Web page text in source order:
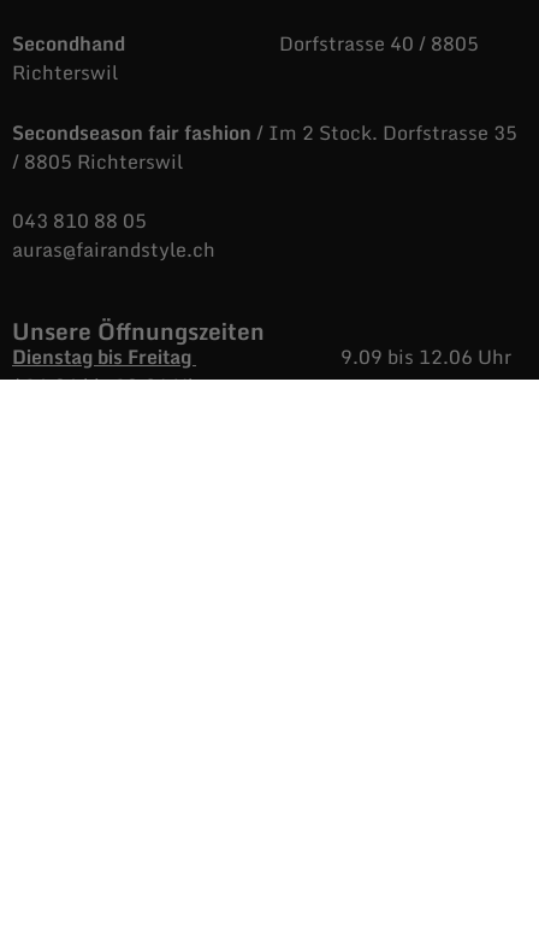
Secondhand Dorfstrasse 40 / 8805
Richterswil
Secondseason fair fashion/ Im 2 Stock. Dorfstrasse 35
/ 8805 Richterswil
043 810 88 05
auras@fairandstyle.ch
Unsere Öffnungszeiten
Dienstag bis Freitag
9.09 bis 12.06 Uhr
/14.04 bis 18.36 Uhr